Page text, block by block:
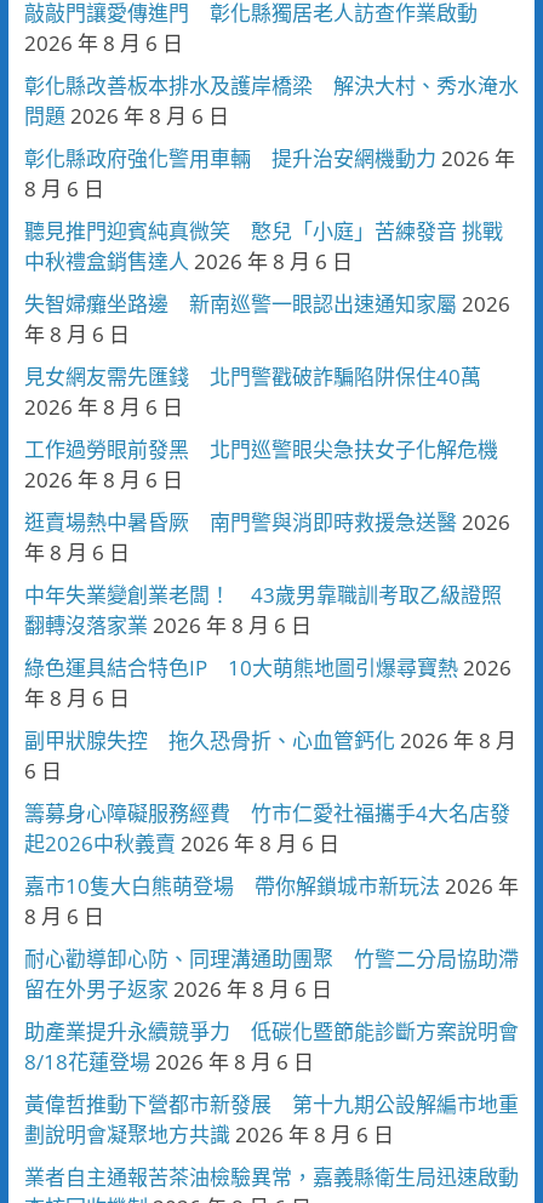
敲敲門讓愛傳進門 彰化縣獨居老人訪查作業啟動
2026 年 8 月 6 日
彰化縣改善板本排水及護岸橋梁 解決大村、秀水淹水
問題 2026 年 8 月 6 日
彰化縣政府強化警用車輛 提升治安網機動力 2026 年
8 月 6 日
聽見推門迎賓純真微笑 憨兒「小庭」苦練發音 挑戰
中秋禮盒銷售達人 2026 年 8 月 6 日
失智婦癱坐路邊 新南巡警一眼認出速通知家屬 2026
年 8 月 6 日
見女網友需先匯錢 北門警戳破詐騙陷阱保住40萬
2026 年 8 月 6 日
工作過勞眼前發黑 北門巡警眼尖急扶女子化解危機
2026 年 8 月 6 日
逛賣場熱中暑昏厥 南門警與消即時救援急送醫2026
年 8 月 6 日
中年失業變創業老闆！ 43歲男靠職訓考取乙級證照
翻轉沒落家業 2026 年 8 月 6 日
綠色運具結合特色IP 10大萌熊地圖引爆尋寶熱2026
年 8 月 6 日
副甲狀腺失控 拖久恐骨折、心血管鈣化 2026 年 8 月
6 日
籌募身心障礙服務經費 竹市仁愛社福攜手4大名店發
起2026中秋義賣 2026 年 8 月 6 日
嘉市10隻大白熊萌登場 帶你解鎖城市新玩法 2026 年
8 月 6 日
耐心勸導卸心防、同理溝通助團聚 竹警二分局協助滯
留在外男子返家 2026 年 8 月 6 日
助產業提升永續競爭力 低碳化暨節能診斷方案說明會
8/18花蓮登場2026 年 8 月 6 日
黃偉哲推動下營都市新發展 第十九期公設解編市地重
劃說明會凝聚地方共識2026 年 8 月 6 日
業者自主通報苦茶油檢驗異常，嘉義縣衛生局迅速啟動